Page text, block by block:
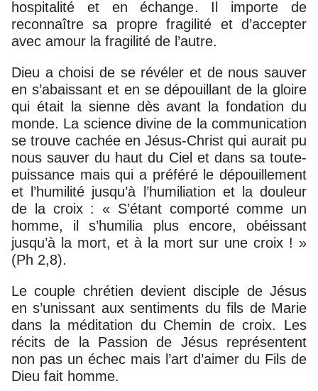
hospitalité et en échange. Il importe de
reconnaître sa propre fragilité et d’accepter
avec amour la fragilité de l’autre.
Dieu a choisi de se révéler et de nous sauver
en s’abaissant et en se dépouillant de la gloire
qui était la sienne dès avant la fondation du
monde. La science divine de la communication
se trouve cachée en Jésus-Christ qui aurait pu
nous sauver du haut du Ciel et dans sa toute-
puissance mais qui a préféré le dépouillement
et l’humilité jusqu’à l’humiliation et la douleur
de la croix : « S’étant comporté comme un
homme, il s’humilia plus encore, obéissant
jusqu’à la mort, et à la mort sur une croix ! »
(Ph 2,8).
Le couple chrétien devient disciple de Jésus
en s’unissant aux sentiments du fils de Marie
dans la méditation du Chemin de croix. Les
récits de la Passion de Jésus représentent
non pas un échec mais l’art d’aimer du Fils de
Dieu fait homme.